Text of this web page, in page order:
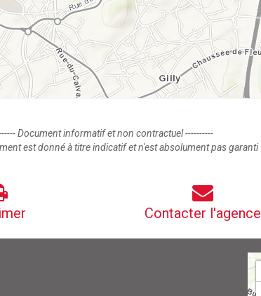
Document informatif et non contractuel ----------
est donné à titre indicatif et n'est absolument pas garanti
Contacter l'agence